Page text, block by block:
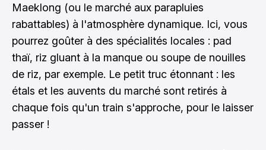
Maeklong (ou le marché aux parapluies
rabattables) à l'atmosphère dynamique. Ici, vous
pourrez goûter à des spécialités locales : pad
thaï, riz gluant à la manque ou soupe de nouilles
de riz, par exemple. Le petit truc étonnant : les
étals et les auvents du marché sont retirés à
chaque fois qu'un train s'approche, pour le laisser
passer !